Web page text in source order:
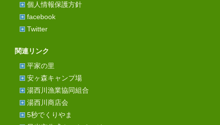
個人情報保護方針
facebook
Twitter
関連リンク
平家の里
安ヶ森キャンプ場
湯西川漁業協同組合
湯西川商店会
5秒でくりやま